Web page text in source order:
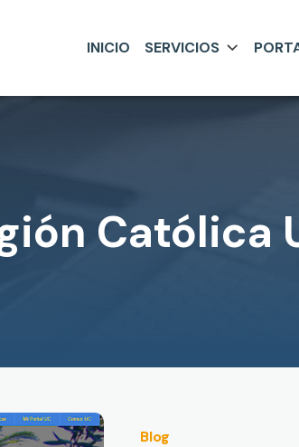
INICIO
SERVICIOS
Católica
Blog